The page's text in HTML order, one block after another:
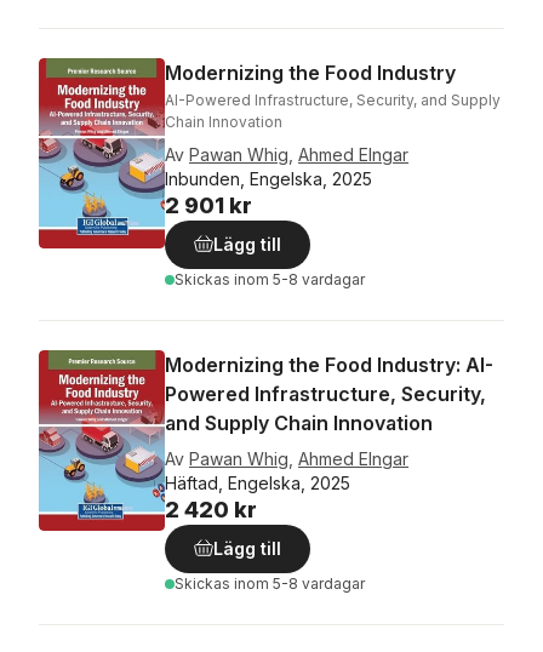
Modernizing the Food Industry
AI-Powered Infrastructure, Security, and Supply
Chain Innovation
Av Pawan Whig Ahmed Elngar
Inbunden, Engelska, 2025
2 901 kr
Lägg till
Skickas inom 5-8 vardagar
Modernizing the Food Industry: AI-
Powered Infrastructure, Security,
and Supply Chain Innovation
Av Pawan Whig Ahmed Elngar
Häftad, Engelska, 2025
2 420 kr
Lägg till
Skickas inom 5-8 vardagar